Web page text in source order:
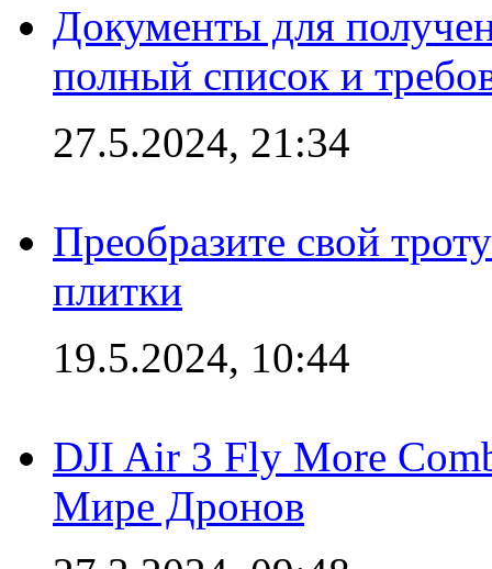
Документы для
полный список и
27.5.2024, 21:34
Преобразите свой
плитки
19.5.2024, 10:44
DJI Air 3 Fly More
Мире Дронов